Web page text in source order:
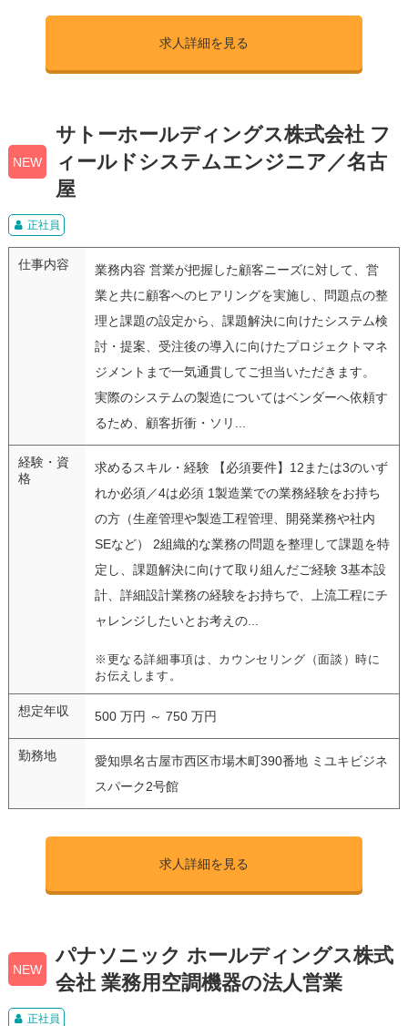
求人詳細を見る
NEW
サトーホールディングス株式会社 フ
ィールドシステムエンジニア／名古
屋
正社員
仕事内容
業務内容 営業が把握した顧客ニーズに対して、営
業と共に顧客へのヒアリングを実施し、問題点の整
理と課題の設定から、課題解決に向けたシステム検
討・提案、受注後の導入に向けたプロジェクトマネ
ジメントまで一気通貫してご担当いただきます。
実際のシステムの製造についてはベンダーへ依頼す
るため、顧客折衝・ソリ...
経験・資
格
求めるスキル・経験 【必須要件】12または3のいず
れか必須／4は必須 1製造業での業務経験をお持ち
の方（生産管理や製造工程管理、開発業務や社内
SEなど） 2組織的な業務の問題を整理して課題を特
定し、課題解決に向けて取り組んだご経験 3基本設
計、詳細設計業務の経験をお持ちで、上流工程にチ
ャレンジしたいとお考えの...
※更なる詳細事項は、カウンセリング（面談）時に
お伝えします。
想定年収 500 万円 ～ 750 万円
勤務地
愛知県名古屋市西区市場木町390番地 ミユキビジネ
スパーク2号館
求人詳細を見る
NEW
パナソニック ホールディングス株式
会社 業務用空調機器の法人営業
正社員